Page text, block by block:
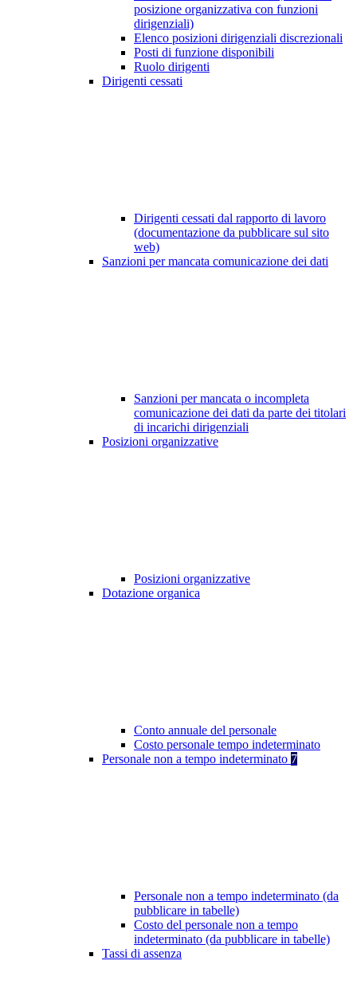
posizione organizzativa con funzioni
dirigenziali)
Elenco posizioni dirigenziali discrezionali
Posti di funzione disponibili
Ruolo dirigenti
Dirigenti cessati
Dirigenti cessati dal rapporto di lavoro
(documentazione da pubblicare sul sito
web)
Sanzioni per mancata comunicazione dei dati
Sanzioni per mancata o incompleta
comunicazione dei dati da parte dei titolari
di incarichi dirigenziali
Posizioni organizzative
Posizioni organizzative
Dotazione organica
Conto annuale del personale
Costo personale tempo indeterminato
Personale non a tempo indeterminato 7
Personale non a tempo indeterminato (da
pubblicare in tabelle)
Costo del personale non a tempo
indeterminato (da pubblicare in tabelle)
Tassi di assenza